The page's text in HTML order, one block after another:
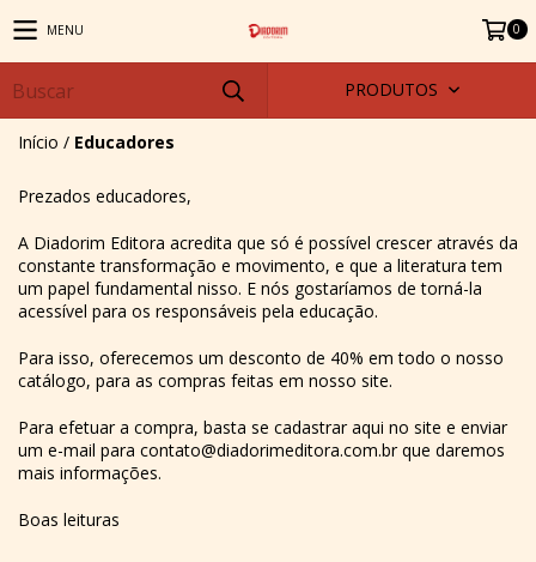
MENU 0
PRODUTOS
Início / Educadores
Prezados educadores,
A Diadorim Editora acredita que só é possível crescer através da
constante transformação e movimento, e que a literatura tem
um papel fundamental nisso. E nós gostaríamos de torná-la
acessível para os responsáveis pela educação.
Para isso, oferecemos um desconto de 40% em todo o nosso
catálogo, para as compras feitas em nosso site.
Para efetuar a compra, basta se cadastrar aqui no site e enviar
um e-mail para contato@diadorimeditora.com.brque daremos
mais informações.
Boas leituras